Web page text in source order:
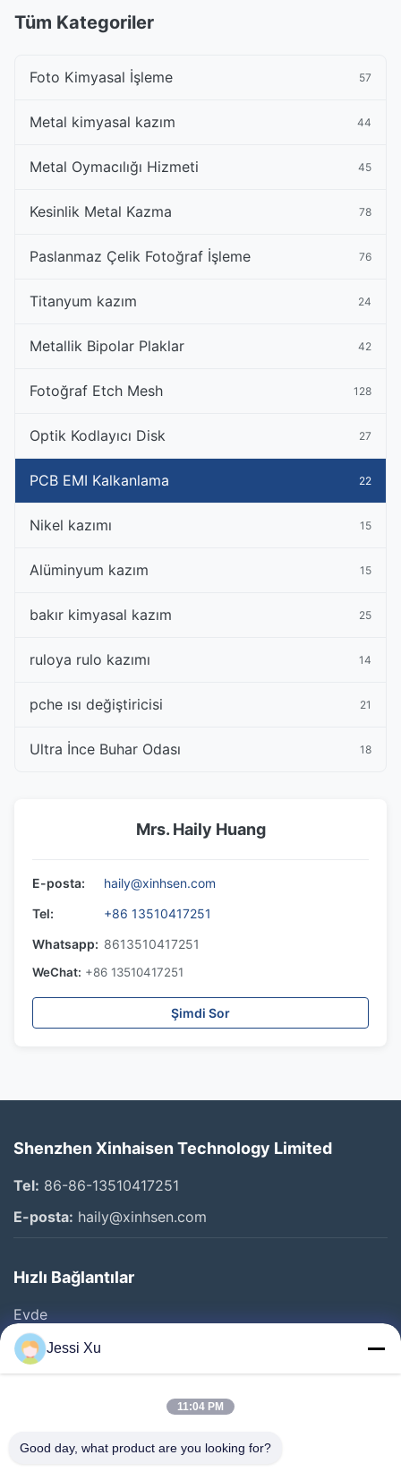
Tüm Kategoriler
Foto Kimyasal İşleme 57
Metal kimyasal kazım 44
Metal Oymacılığı Hizmeti 45
Kesinlik Metal Kazma 78
Paslanmaz Çelik Fotoğraf İşleme 76
Titanyum kazım 24
Metallik Bipolar Plaklar 42
Fotoğraf Etch Mesh 128
Optik Kodlayıcı Disk 27
PCB EMI Kalkanlama 22
Nikel kazımı 15
Alüminyum kazım 15
bakır kimyasal kazım 25
ruloya rulo kazımı 14
pche ısı değiştiricisi 21
Ultra İnce Buhar Odası 18
Mrs. Haily Huang
E-posta:
haily@xinhsen.com
Tel:
+86 13510417251
Whatsapp: 8613510417251
WeChat: +86 13510417251
Şimdi Sor
Shenzhen Xinhaisen Technology Limited
Tel: 86-86-13510417251
E-posta: haily@xinhsen.com
Hızlı Bağlantılar
Evde
Ürünler
VİDEOLAR
Fabrika Turu
Jessi Xu
11:04 PM
Good day, what product are you looking for?